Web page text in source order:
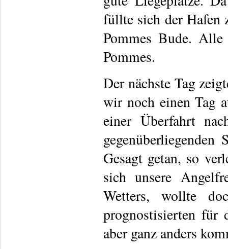
füllte sich der Hafen
Pommes Bude.
Pommes.
Der nächste Tag
wir noch einen Tag
einer Überfahrt
Gesagt getan, so
sich unsere
Wetters, wollte
prognostisierten für
aber ganz anders